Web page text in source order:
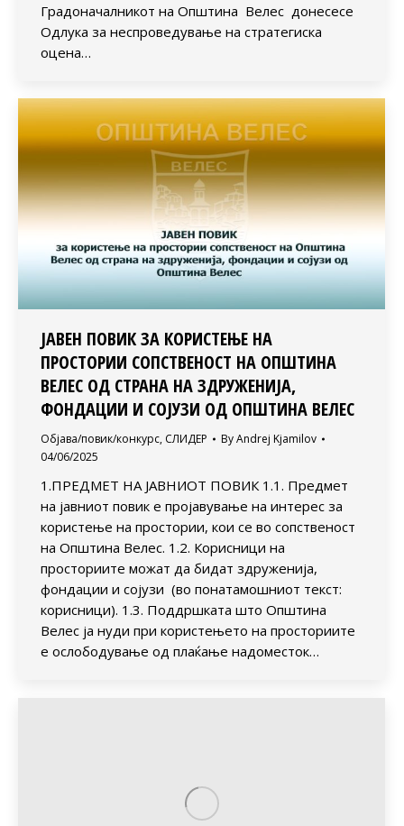
Градоначалникот на Општина Велес донесесе
Одлука за неспроведување на стратегиска
оцена…
ЈАВЕН ПОВИК ЗА КОРИСТЕЊЕ НА
ПРОСТОРИИ СОПСТВЕНОСТ НА ОПШТИНА
ВЕЛЕС ОД СТРАНА НА ЗДРУЖЕНИЈА,
ФОНДАЦИИ И СОЈУЗИ ОД ОПШТИНА ВЕЛЕС
Објава/повик/конкурс, СЛИДЕР ByAndrej Kjamilov
04/06/2025
1.ПРЕДМЕТ НА ЈАВНИОТ ПОВИК 1.1. Предмет
на јавниот повик е пројавување на интерес за
користење на простории, кои се во сопственост
на Општина Велес. 1.2. Корисници на
просториите можат да бидат здруженија,
фондации и сојузи (во понатамошниот текст:
корисници). 1.3. Поддршката што Општина
Велес ја нуди при користењето на просториите
е ослободување од плаќање надоместок…